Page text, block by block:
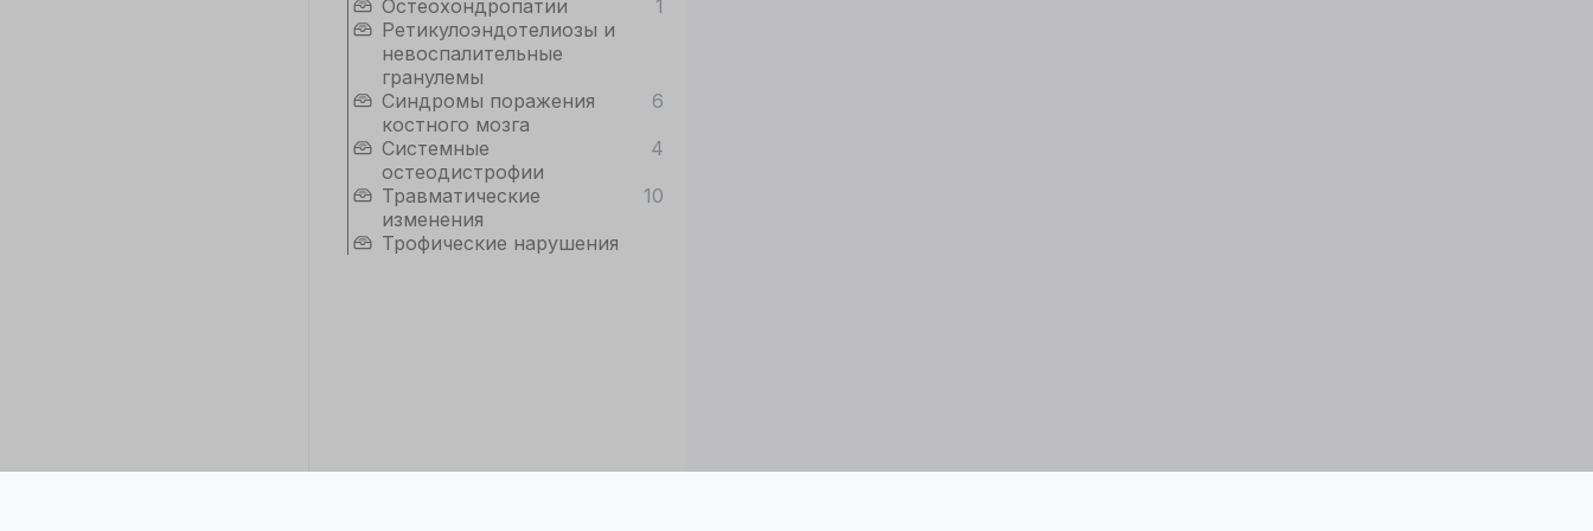
Остеохондропатии
1
Ретикулоэндотелиозы и
невоспалительные
гранулемы
Синдромы поражения
костного мозга
6
Системные
остеодистрофии
4
Травматические
изменения
10
Трофические нарушения